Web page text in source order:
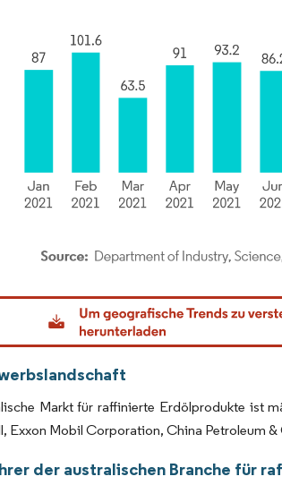
Intelligence. Wiederverwendung erfordert
Markt für raffinierte Erdölprodukte ist
Exxon Mobil Corporation, China Petroleum
der australischen Branche für